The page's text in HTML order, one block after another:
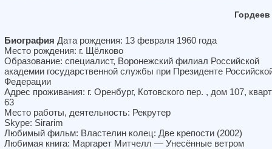
Биография Дата рождения: 13 февраля 1960 года
Место рождения: г. Щёлково
Образование: специалист, Воронежский филиал Российской
академии государственной службы при Президенте
Федерации
Адрес проживания: г. Оренбург, Котовского пер. , дом 107,
63
Место работы, деятельность: Рекрутер
Skype: Sirarim
Любимый фильм: Властелин колец: Две крепости (2002)
Любимая книга: Маргарет Митчелл — Унесённые ветром